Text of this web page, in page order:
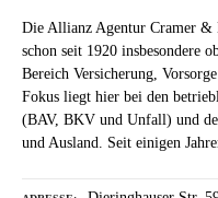
Die Allianz Agentur Cramer
schon seit 1920 insbesondere
Bereich Versicherung,
Fokus liegt hier bei den
(BAV, BKV und Unfall) und
und Ausland. Seit einigen